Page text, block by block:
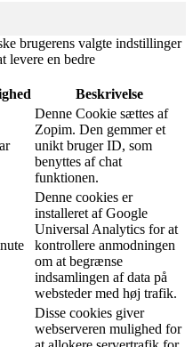
brugerens valgte indstillinger
levere en bedre
Beskrivelse
Denne Cookie sættes af
Zopim. Den gemmer et
unikt bruger ID, som
benyttes af chat
funktionen.
Denne cookies er
installeret af Google
Universal Analytics for at
kontrollere anmodningen
om at begrænse
indsamlingen af ​​data på
websteder med høj trafik.
Disse cookies giver
webserveren mulighed for